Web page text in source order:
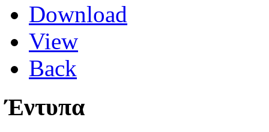
Download
View
Back
Έντυπα